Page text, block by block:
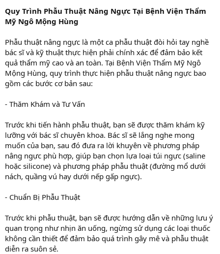
Quy Trình Phẫu Thuật Nâng Ngực Tại Bệnh Viện Thẩm
Mỹ Ngô Mộng Hùng
Phẫu thuật nâng ngực là một ca phẫu thuật đòi hỏi tay nghề
bác sĩ và kỹ thuật thực hiện phải chính xác để đảm bảo kết
quả thẩm mỹ cao và an toàn. Tại Bệnh Viện Thẩm Mỹ Ngô
Mộng Hùng, quy trình thực hiện phẫu thuật nâng ngực bao
gồm các bước cơ bản sau:
- Thăm Khám và Tư Vấn
Trước khi tiến hành phẫu thuật, bạn sẽ được thăm khám kỹ
lưỡng với bác sĩ chuyên khoa. Bác sĩ sẽ lắng nghe mong
muốn của bạn, sau đó đưa ra lời khuyên về phương pháp
nâng ngực phù hợp, giúp bạn chọn lựa loại túi ngực (saline
hoặc silicone) và phương pháp phẫu thuật (đường mổ dưới
nách, quầng vú hay dưới nếp gấp ngực).
- Chuẩn Bị Phẫu Thuật
Trước khi phẫu thuật, bạn sẽ được hướng dẫn về những lưu ý
quan trọng như nhịn ăn uống, ngừng sử dụng các loại thuốc
không cần thiết để đảm bảo quá trình gây mê và phẫu thuật
diễn ra suôn sẻ.